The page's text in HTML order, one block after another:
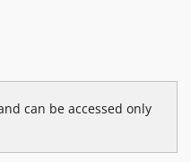
can be accessed only